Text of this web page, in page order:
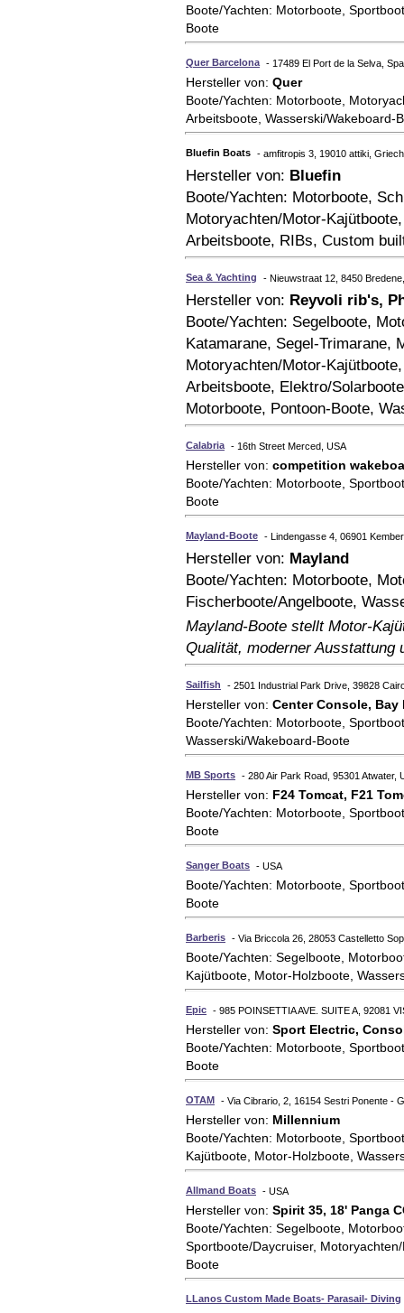
Boote/Yachten: Motorboote,
Boote
Quer Barcelona - 17489 El Port de la Selva,
Hersteller von: Quer
Boote/Yachten: Motorboote,
Arbeitsboote, Wasserski/Wakeboard-
Bluefin Boats - amfitropis 3, 19010 attiki,
Hersteller von: Bluefin
Boote/Yachten: Motorboote,
Motoryachten/Motor-
Arbeitsboote, RIBs, Custom
Sea & Yachting - Nieuwstraat 12, 8450
Hersteller von: Reyvoli rib's,
Boote/Yachten: Segelboote,
Katamarane, Segel-Trimarane,
Motoryachten/Motor-
Arbeitsboote, Elektro/
Motorboote, Pontoon-Boote,
Calabria - 16th Street Merced, USA
Hersteller von: competition
Boote/Yachten: Motorboote,
Boote
Mayland-Boote - Lindengasse 4, 06901
Hersteller von: Mayland
Boote/Yachten: Motorboote,
Fischerboote/Angelboote,
Mayland-Boote stellt Motor-
Qualität, moderner Ausstattung
Sailfish - 2501 Industrial Park Drive, 39828
Hersteller von: Center Console, Bay
Boote/Yachten: Motorboote,
Wasserski/Wakeboard-Boote
MB Sports - 280 Air Park Road, 95301 Atwater,
Hersteller von: F24 Tomcat, F21
Boote/Yachten: Motorboote,
Boote
Sanger Boats - USA
Boote/Yachten: Motorboote,
Boote
Barberis - Via Briccola 26, 28053 Castelletto
Boote/Yachten: Segelboote,
Kajütboote, Motor-Holzboote,
Epic - 985 POINSETTIA AVE. SUITE A, 92081
Hersteller von: Sport Electric,
Boote/Yachten: Motorboote,
Boote
OTAM - Via Cibrario, 2, 16154 Sestri Ponente -
Hersteller von: Millennium
Boote/Yachten: Motorboote,
Kajütboote, Motor-Holzboote,
Allmand Boats - USA
Hersteller von: Spirit 35, 18' Panga
Boote/Yachten: Segelboote,
Sportboote/Daycruiser,
Boote
LLanos Custom Made Boats- Parasail- Diving